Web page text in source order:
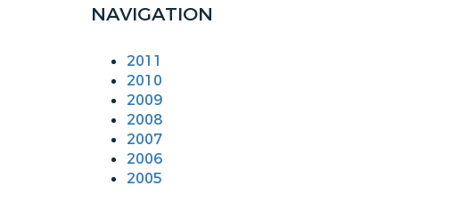
NAVIGATION
2011
2010
2009
2008
2007
2006
2005